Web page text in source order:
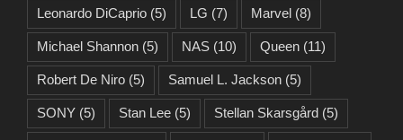
Leonardo DiCaprio (5) LG (7) Marvel (8)
Michael Shannon (5) NAS (10) Queen (11)
Robert De Niro (5) Samuel L. Jackson (5)
SONY (5) Stan Lee (5) Stellan Skarsgård (5)